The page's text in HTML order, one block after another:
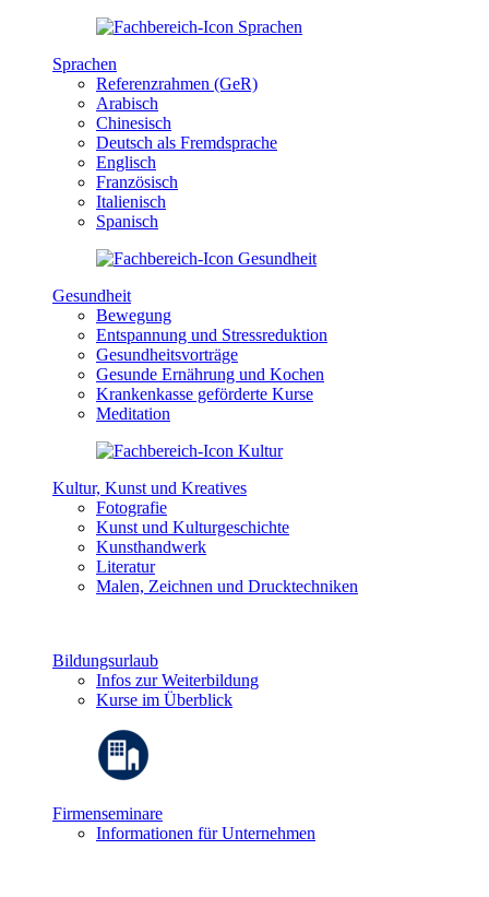
Sprachen
Referenzrahmen (GeR)
Arabisch
Chinesisch
Deutsch als Fremdsprache
Englisch
Französisch
Italienisch
Spanisch
Gesundheit
Bewegung
Entspannung und Stressreduktion
Gesundheitsvorträge
Gesunde Ernährung und Kochen
Krankenkasse geförderte Kurse
Meditation
Kultur, Kunst und Kreatives
Fotografie
Kunst und Kulturgeschichte
Kunsthandwerk
Literatur
Malen, Zeichnen und Drucktechniken
Bildungsurlaub
Infos zur Weiterbildung
Kurse im Überblick
Firmenseminare
Informationen für Unternehmen